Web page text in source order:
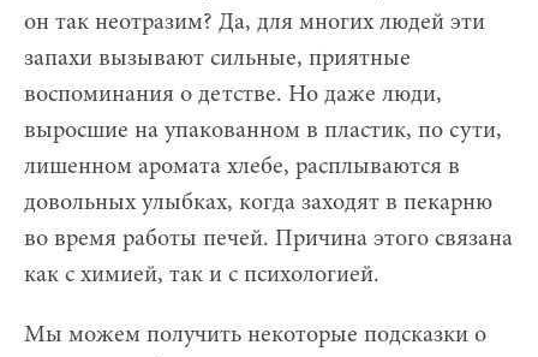
он так неотразим? Да, для многих людей эти
запахи вызывают сильные, приятные
воспоминания о детстве. Но даже люди,
выросшие на упакованном в пластик, по сути,
лишенном аромата хлебе, расплываются в
довольных улыбках, когда заходят в пекарню
во время работы печей. Причина этого связана
как с химией, так и с психологией.
Мы можем получить некоторые подсказки о